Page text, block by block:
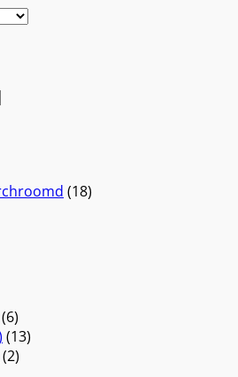
(18)
(6)
(13)
(2)